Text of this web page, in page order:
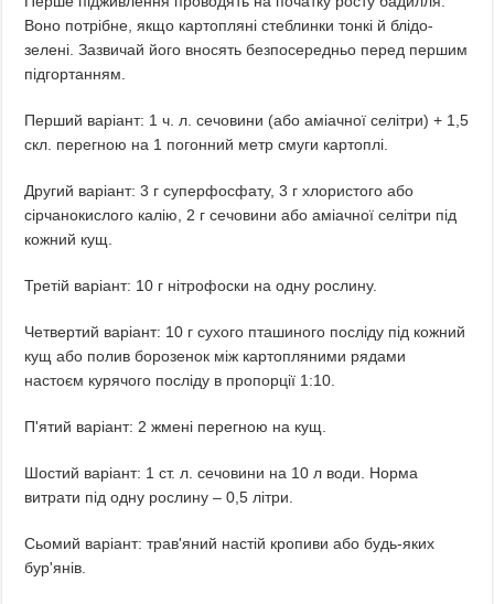
Воно потрібне, якщо картопляні стеблинки тонкі й блідо-
зелені. Зазвичай його вносять безпосередньо перед першим
підгортанням.
Перший варіант: 1 ч. л. сечовини (або аміачної селітри) + 1,5
скл. перегною на 1 погонний метр смуги картоплі.
Другий варіант: 3 г суперфосфату, 3 г хлористого або
сірчанокислого калію, 2 г сечовини або аміачної селітри під
кожний кущ.
Третій варіант: 10 г нітрофоски на одну рослину.
Четвертий варіант: 10 г сухого пташиного посліду під кожний
кущ або полив борозенок між картопляними рядами
настоєм курячого посліду в пропорції 1:10.
П'ятий варіант: 2 жмені перегною на кущ.
Шостий варіант: 1 ст. л. сечовини на 10 л води. Норма
витрати під одну рослину – 0,5 літри.
Сьомий варіант: трав'яний настій кропиви або будь-яких
бур'янів.